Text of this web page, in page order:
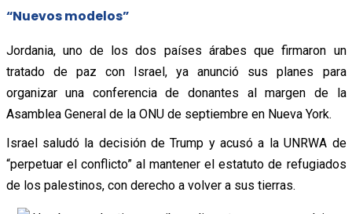
“Nuevos modelos”
Jordania, uno de los dos países árabes que firmaron un
tratado de paz con Israel, ya anunció sus planes para
organizar una conferencia de donantes al margen de la
Asamblea General de la ONU de septiembre en Nueva York.
Israel saludó la decisión de Trump y acusó a la UNRWA de
“perpetuar el conflicto” al mantener el estatuto de refugiados
de los palestinos, con derecho a volver a sus tierras.